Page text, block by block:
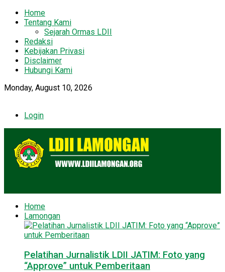
Home
Tentang Kami
Sejarah Ormas LDII
Redaksi
Kebijakan Privasi
Disclaimer
Hubungi Kami
Monday, August 10, 2026
Login
Home
Lamongan
Pelatihan Jurnalistik LDII JATIM: Foto yang
“Approve” untuk Pemberitaan